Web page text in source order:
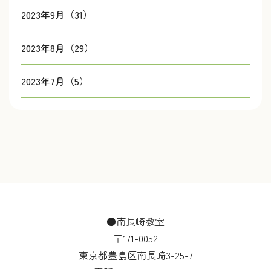
2023年9月（31）
2023年8月（29）
2023年7月（5）
●南長崎教室
〒171-0052
東京都豊島区南長崎3-25-7